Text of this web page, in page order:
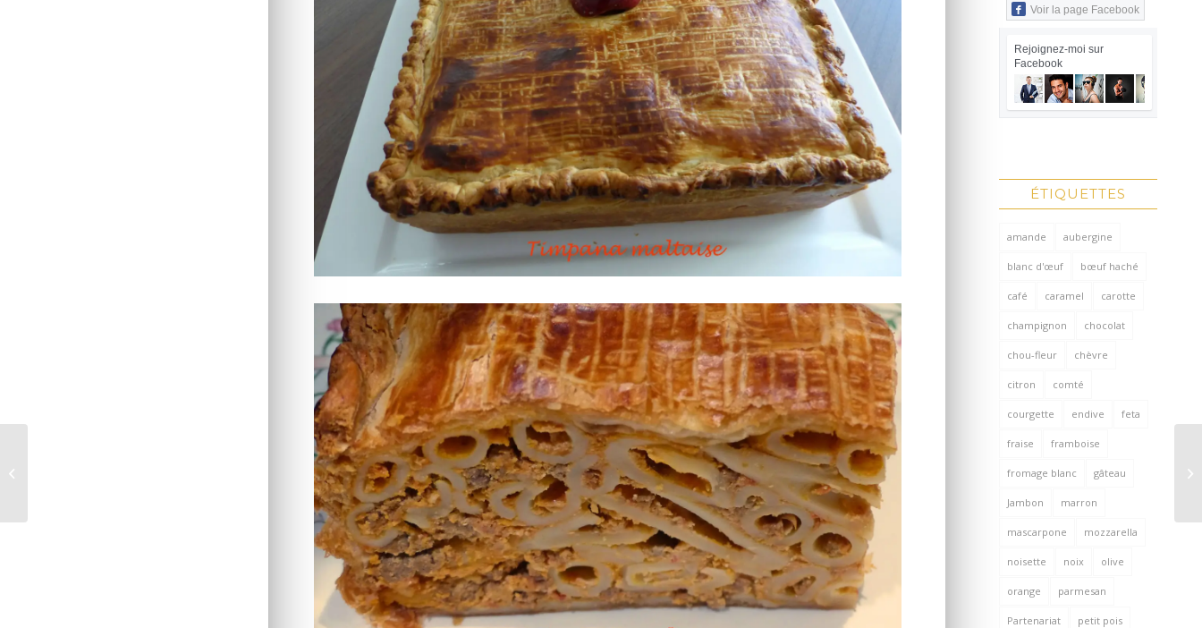
Voir la page Facebook
Rejoignez-moi sur
Facebook
ÉTIQUETTES
amande aubergine
blanc d'œuf bœuf haché
café caramel carotte
champignon chocolat
chou-fleur chèvre
citron comté
courgette endive feta
fraise framboise
fromage blanc gâteau
Jambon marron
mascarpone mozzarella
noisette noix olive
orange parmesan
Partenariat petit pois